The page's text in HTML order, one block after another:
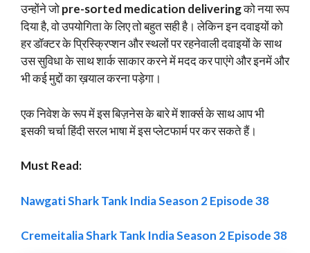
उन्होंने जोpre-sorted medication deliveringको नया रूप
दिया है, वो उपयोगिता के लिए तो बहुत सही है। लेकिन इन दवाइयों को
हर डॉक्टर के प्रिस्क्रिप्शन और स्थलों पर रहनेवाली दवाइयों के साथ
उस सुविधा के साथ शार्क साकार करने में मदद कर पाएंगे और इनमें और
भी कई मुद्दों का ख़याल करना पड़ेगा।
एक निवेश के रूप में इस बिज़नेस के बारे में शार्क्स के साथ आप भी
इसकी चर्चा हिंदी सरल भाषा में इस प्लेटफार्म पर कर सकते हैं।
Must Read:
Nawgati Shark Tank India Season 2 Episode 38
Cremeitalia Shark Tank India Season 2 Episode 38